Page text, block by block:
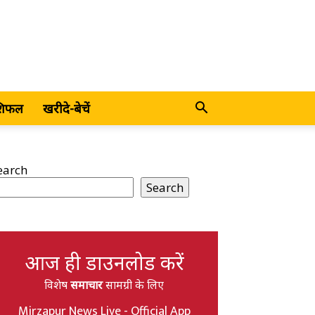
खरीदे-बेचें
Search
आज ही डाउनलोड करें
विशेषसमाचारसामग्री के लिए